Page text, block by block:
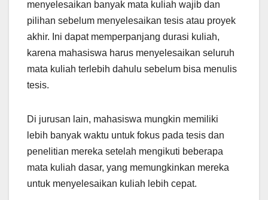
menyelesaikan banyak mata kuliah wajib dan
pilihan sebelum menyelesaikan tesis atau proyek
akhir. Ini dapat memperpanjang durasi kuliah,
karena mahasiswa harus menyelesaikan seluruh
mata kuliah terlebih dahulu sebelum bisa menulis
tesis.
Di jurusan lain, mahasiswa mungkin memiliki
lebih banyak waktu untuk fokus pada tesis dan
penelitian mereka setelah mengikuti beberapa
mata kuliah dasar, yang memungkinkan mereka
untuk menyelesaikan kuliah lebih cepat.